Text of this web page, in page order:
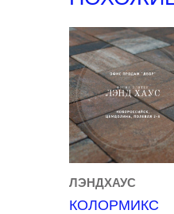
ЛЭНДХАУС
КОЛОРМИКС